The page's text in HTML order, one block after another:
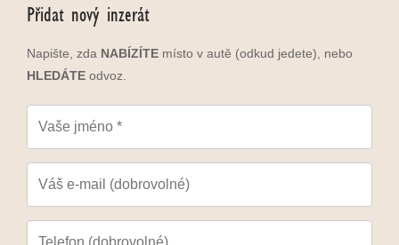
Přidat nový inzerát
Napište, zda NABÍZÍTE místo v autě (odkud jedete), nebo
HLEDÁTE odvoz.